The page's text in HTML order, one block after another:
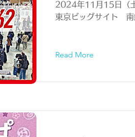
2024年11月15日（
東京ビッグサイト
Read More